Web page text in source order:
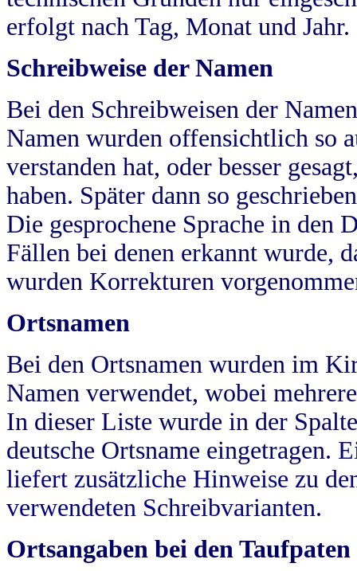
erfolgt nach Tag, Monat und Jahr.
Schreibweise der Namen
Bei den Schreibweisen der
Namen wurden offensichtlich so
verstanden hat, oder besser
haben. Später dann so
Die gesprochene Sprache in
Fällen bei denen erkannt wurde,
wurden Korrekturen
Ortsnamen
Bei den Ortsnamen wurden im
Namen verwendet, wobei
In dieser Liste wurde in der
deutsche Ortsname eingetragen.
liefert zusätzliche Hinweise zu
verwendeten Schreibvarianten.
Ortsangaben bei den Taufpaten